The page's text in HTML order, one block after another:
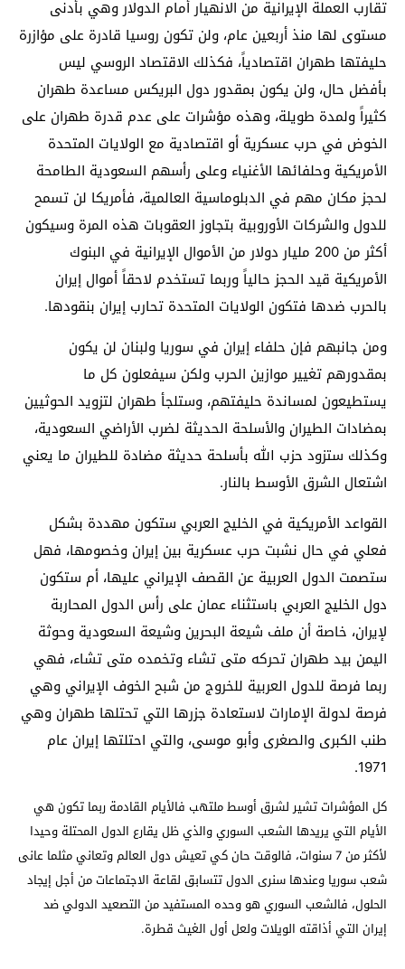
تقارب العملة الإيرانية من الانهيار أمام الدولار وهي بأدنى
مستوى لها منذ أربعين عام، ولن تكون روسيا قادرة على مؤازرة
حليفتها طهران اقتصادياً، فكذلك الاقتصاد الروسي ليس
بأفضل حال، ولن يكون بمقدور دول البريكس مساعدة طهران
كثيراً ولمدة طويلة، وهذه مؤشرات على عدم قدرة طهران على
الخوض في حرب عسكرية أو اقتصادية مع الولايات المتحدة
الأمريكية وحلفائها الأغنياء وعلى رأسهم السعودية الطامحة
لحجز مكان مهم في الدبلوماسية العالمية، فأمريكا لن تسمح
للدول والشركات الأوروبية بتجاوز العقوبات هذه المرة وسيكون
أكثر من 200 مليار دولار من الأموال الإيرانية في البنوك
الأمريكية قيد الحجز حالياً وربما تستخدم لاحقاً أموال إيران
بالحرب ضدها فتكون الولايات المتحدة تحارب إيران بنقودها.
ومن جانبهم فإن حلفاء إيران في سوريا ولبنان لن يكون
بمقدورهم تغيير موازين الحرب ولكن سيفعلون كل ما
يستطيعون لمساندة حليفتهم، وستلجأ طهران لتزويد الحوثيين
بمضادات الطيران والأسلحة الحديثة لضرب الأراضي السعودية،
وكذلك ستزود حزب الله بأسلحة حديثة مضادة للطيران ما يعني
اشتعال الشرق الأوسط بالنار.
القواعد الأمريكية في الخليج العربي ستكون مهددة بشكل
فعلي في حال نشبت حرب عسكرية بين إيران وخصومها، فهل
ستصمت الدول العربية عن القصف الإيراني عليها، أم ستكون
دول الخليج العربي باستثناء عمان على رأس الدول المحاربة
لإيران، خاصة أن ملف شيعة البحرين وشيعة السعودية وحوثة
اليمن بيد طهران تحركه متى تشاء وتخمده متى تشاء، فهي
ربما فرصة للدول العربية للخروج من شبح الخوف الإيراني وهي
فرصة لدولة الإمارات لاستعادة جزرها التي تحتلها طهران وهي
طنب الكبرى والصغرى وأبو موسى، والتي احتلتها إيران عام
1971.
كل المؤشرات تشير لشرق أوسط ملتهب فالأيام القادمة ربما تكون هي
الأيام التي يريدها الشعب السوري والذي ظل يقارع الدول المحتلة وحيدا
لأكثر من 7 سنوات، فالوقت حان كي تعيش دول العالم وتعاني مثلما عانى
شعب سوريا وعندها سنرى الدول تتسابق لقاعة الاجتماعات من أجل إيجاد
الحلول، فالشعب السوري هو وحده المستفيد من التصعيد الدولي ضد
إيران التي أذاقته الويلات ولعل أول الغيث قطرة.